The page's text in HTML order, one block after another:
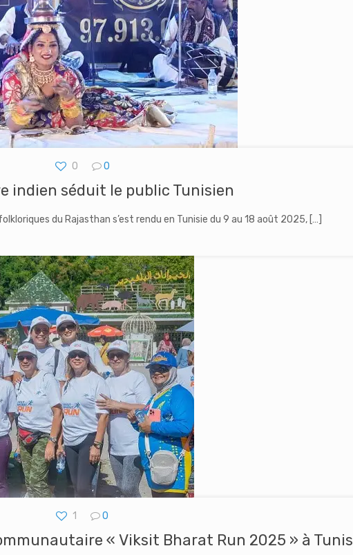
0 0
indien séduit le public Tunisien
du Rajasthan s’est rendu en Tunisie du 9 au 18 août 2025, […]
1 0
« Viksit Bharat Run 2025 » à Tunis